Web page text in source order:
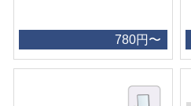
780円〜